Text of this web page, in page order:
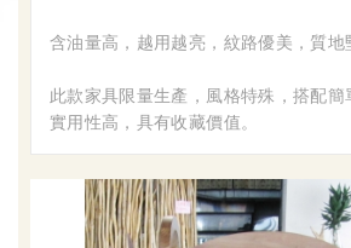
含油量高，越用越亮，紋路優美，質地
此款家具限量生產，風格特殊，搭配簡
實用性高，具有收藏價值。